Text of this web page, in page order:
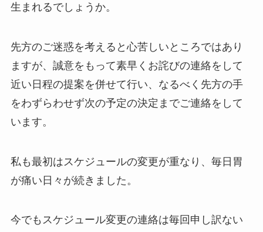
生まれるでしょうか。
先方のご迷惑を考えると心苦しいところではあり
ますが、誠意をもって素早くお詫びの連絡をして
近い日程の提案を併せて行い、なるべく先方の手
をわずらわせず次の予定の決定までご連絡をして
います。
私も最初はスケジュールの変更が重なり、毎日胃
が痛い日々が続きました。
今でもスケジュール変更の連絡は毎回申し訳ない